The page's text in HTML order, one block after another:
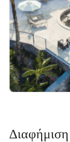
Διαφήμιση